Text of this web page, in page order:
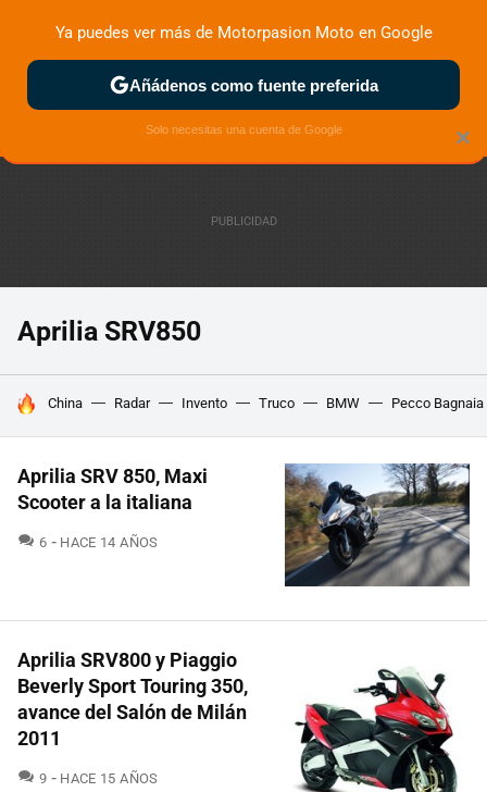
ZONA DE PRUEBAS DEPORTIVAS MOTOS ELÉCTRICAS
Aprilia SRV850
HOY SE HABLA DE
China Radar Invento Truco BMW Pecco Bagnaia
Aprilia SRV 850, Maxi
Scooter a la italiana
6 COMENTARIOS
HACE 14 AÑOS
Aprilia SRV800 y Piaggio
Beverly Sport Touring 350,
avance del Salón de Milán
2011
9 COMENTARIOS
HACE 15 AÑOS
×
Ya puedes ver más de Motorpasion Moto en Google
Añádenos como fuente preferida
Solo necesitas una cuenta de Google